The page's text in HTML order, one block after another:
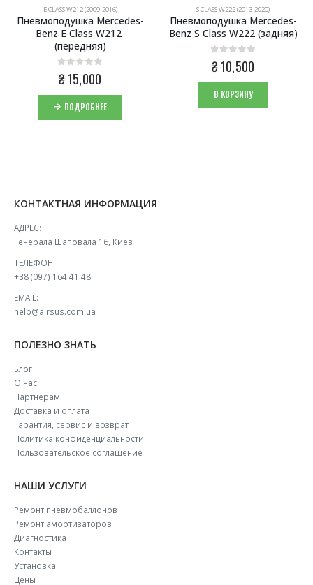
E CLASS W212 (2009-2016)
Пневмоподушка Mercedes-
Benz E Class W212
(передняя)
0 из 5
₴15,000
ПОДРОБНЕЕ
S CLASS W222 (2013-2020)
Пневмоподушка Mercedes-
Benz S Class W222 (задняя)
0 из 5
₴10,500
В КОРЗИНУ
КОНТАКТНАЯ ИНФОРМАЦИЯ
АДРЕС:
Генерала Шаповала 16, Киев
ТЕЛЕФОН:
+38 (097) 164 41 48
EMAIL:
help@airsus.com.ua
ПОЛЕЗНО ЗНАТЬ
Блог
О нас
Партнерам
Доставка и оплата
Гарантия, сервис и возврат
Политика конфиденциальности
Пользовательское соглашение
НАШИ УСЛУГИ
Ремонт пневмобаллонов
Ремонт амортизаторов
Диагностика
Контакты
Установка
Цены